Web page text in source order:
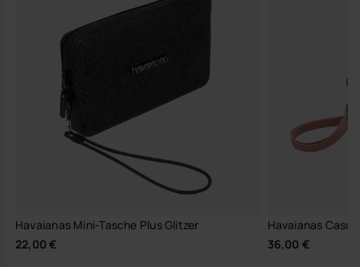
Havaianas Mini-Tasche Plus Glitzer
22,00 €
Havaianas
36,00 €